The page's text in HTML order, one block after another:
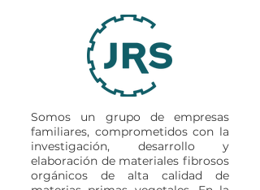
Somos un grupo de empresas
familiares, comprometidos con la
investigación, desarrollo y
elaboración de materiales fibrosos
orgánicos de alta calidad de